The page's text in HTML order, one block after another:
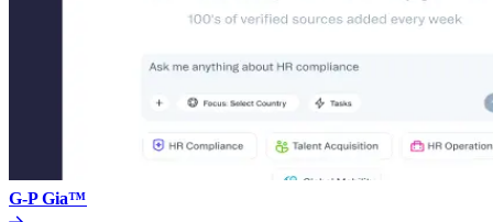
G-P Gia™​​